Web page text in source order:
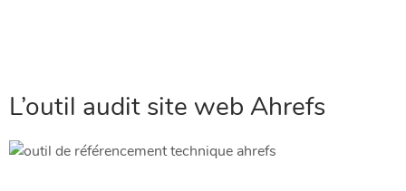
L’outil audit site web Ahrefs